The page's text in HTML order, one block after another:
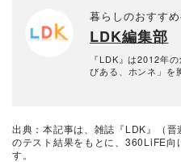
暮らしのおすす
LDK編集部
『LDK』は2012年
びある、ホンネ」を
て見つけた「本当
選してあなたにお届
出典：本記事は、雑誌『LDK』（
のテスト結果をもとに、360LiFE向
す。